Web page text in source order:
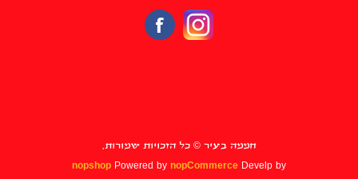
חממה בעיר © כל הזכויות שמורות.
Powered by nopCommerce Develp by
nopshop